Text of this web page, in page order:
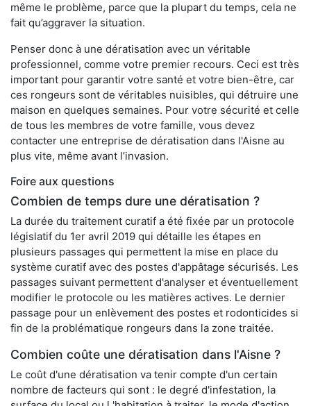
même le problème, parce que la plupart du temps, cela ne
fait qu’aggraver la situation.
Penser donc à une dératisation avec un véritable
professionnel, comme votre premier recours. Ceci est très
important pour garantir votre santé et votre bien-être, car
ces rongeurs sont de véritables nuisibles, qui détruire une
maison en quelques semaines. Pour votre sécurité et celle
de tous les membres de votre famille, vous devez
contacter une entreprise de dératisation dans l'Aisne au
plus vite, même avant l’invasion.
Foire aux questions
Combien de temps dure une dératisation ?
La durée du traitement curatif a été fixée par un protocole
législatif du 1er avril 2019 qui détaille les étapes en
plusieurs passages qui permettent la mise en place du
système curatif avec des postes d'appâtage sécurisés. Les
passages suivant permettent d'analyser et éventuellement
modifier le protocole ou les matières actives. Le dernier
passage pour un enlèvement des postes et rodonticides si
fin de la problématique rongeurs dans la zone traitée.
Combien coûte une dératisation dans l'Aisne ?
Le coût d'une dératisation va tenir compte d'un certain
nombre de facteurs qui sont : le degré d'infestation, la